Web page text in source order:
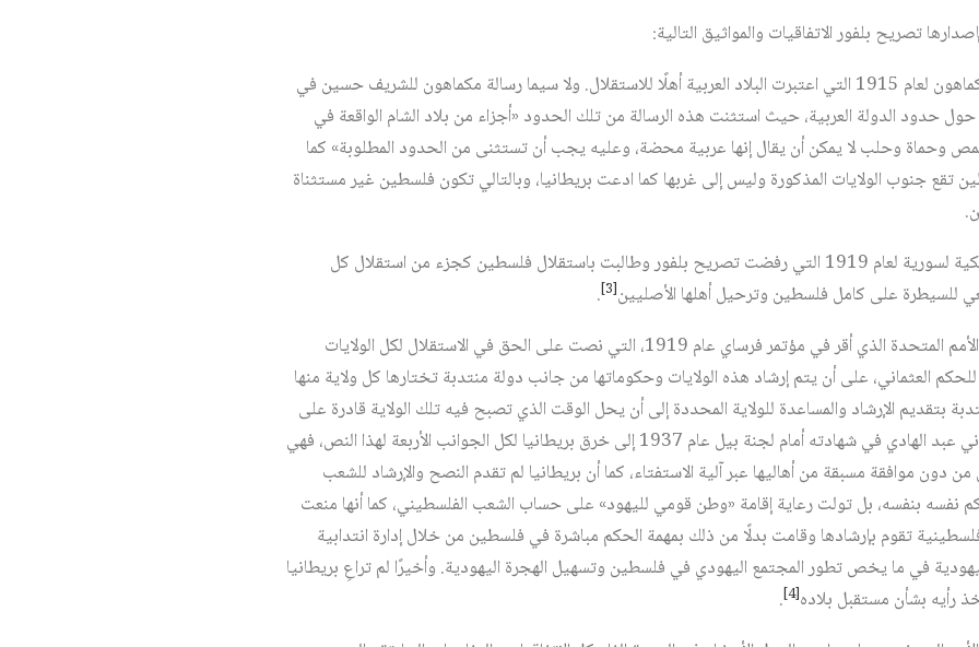
تصريح بلفور الاتفاقيات والمواثيق التالية:
1 – وثيقة مراسلات حسين – مكماهون لعام 1915 التي اعتبرت البلاد العربية أهلًا للاستقلال. ولا سيما رسالة مكماهون للشريف حسين في
24 تشرين الثاني/نوفمبر 1915 حول حدود الدولة العربية، حيث استثنت هذه الرسالة من تلك الحدود «أجزاء من بلاد الشام الواقعة في
وحماة وحلب لا يمكن أن يقال إنها عربية محضة، وعليه يجب أن تستثنى من الحدود المطلوبة» كما
تقع جنوب الولايات المذكورة وليس إلى غربها كما ادعت بريطانيا، وبالتالي تكون فلسطين غير مستثناة
2 – تقرير بعثة كينغ كرين الأمريكية لسورية لعام 1919 التي رفضت تصريح بلفور وطالبت باستقلال فلسطين كجزء من استقلال كل
للسيطرة على كامل فلسطين وترحيل أهلها الأصليين[3]
.
3 – المادة 22 من ميثاق عصبة الأمم المتحدة الذي أقر في مؤتمر فرساي عام 1919، التي نصت على الحق في الاستقلال لكل الولايات
العثماني، على أن يتم إرشاد هذه الولايات وحكوماتها من جانب دولة منتدبة تختارها كل ولاية منها
بتقديم الإرشاد والمساعدة للولاية المحددة إلى أن يحل الوقت الذي تصبح فيه تلك الولاية قادرة على
حكم نفسها بنفسها. وقد أشار عوني عبد الهادي في شهادته أمام لجنة بيل عام 1937 إلى خرق بريطانيا لكل الجوانب الأربعة لهذا النص، فهي
موافقة مسبقة من أهاليها عبر آلية الاستفتاء، كما أن بريطانيا لم تقدم النصح والإرشاد للشعب
نفسه بنفسه، بل تولت رعاية إقامة «وطن قومي لليهود» على حساب الشعب الفلسطيني، كما أنها منعت
تقوم بإرشادها وقامت بدلًا من ذلك بمهمة الحكم مباشرة في فلسطين من خلال إدارة انتدابية
في ما يخص تطور المجتمع اليهودي في فلسطين وتسهيل الهجرة اليهودية. وأخيرًا لم تراعِ بريطانيا
رأيه بشأن مستقبل بلاده[4]
.